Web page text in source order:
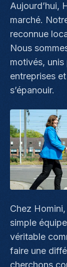
Aujourd’hui,
marché.
reconnue
Nous
motivés, unis
entreprises
s’épanouir.
Chez
simple
véritable
faire une
cherchons